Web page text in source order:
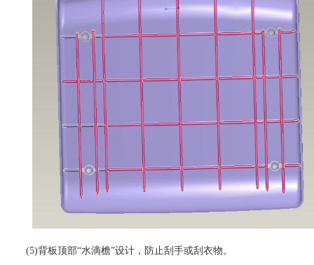
(5)背板顶部“水滴檐”设计，防止刮手或刮衣物。